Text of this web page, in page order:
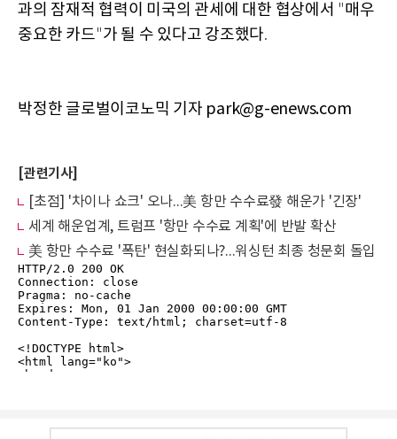
과의 잠재적 협력이 미국의 관세에 대한 협상에서 "매우
중요한 카드"가 될 수 있다고 강조했다.
박정한 글로벌이코노믹 기자 park@g-enews.com
[관련기사]
[초점] '차이나 쇼크' 오나...美 항만 수수료發 해운가 '긴장'
세계 해운업계, 트럼프 '항만 수수료 계획'에 반발 확산
美 항만 수수료 '폭탄' 현실화되나?...워싱턴 최종 청문회 돌입